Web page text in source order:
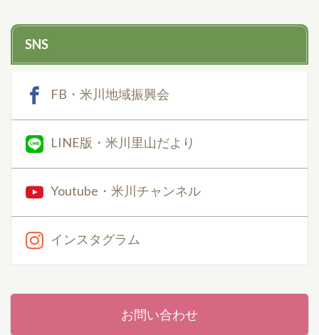
SNS
FB・米川地域振興会
LINE版・米川里山だより
Youtube・米川チャンネル
インスタグラム
お問い合わせ